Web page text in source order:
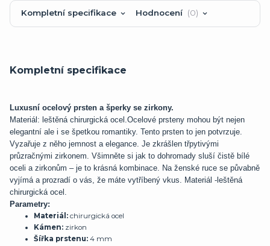
Kompletní specifikace Hodnocení 0
Kompletní specifikace
Luxusní ocelový prsten a šperky se zirkony.
Materiál: leštěná chirurgická ocel.Ocelové prsteny mohou být nejen
elegantní ale i se špetkou romantiky. Tento prsten to jen potvrzuje.
Vyzařuje z něho jemnost a elegance. Je zkrášlen třpytivými
průzračnými zirkonem. Všimněte si jak to dohromady sluší čistě bílé
oceli a zirkonům – je to krásná kombinace. Na ženské ruce se půvabně
vyjímá a prozradí o vás, že máte vytříbený vkus. Materiál -leštěná
chirurgická ocel.
Parametry:
Materiál: chirurgická ocel
Kámen: zirkon
Šířka prstenu: 4 mm